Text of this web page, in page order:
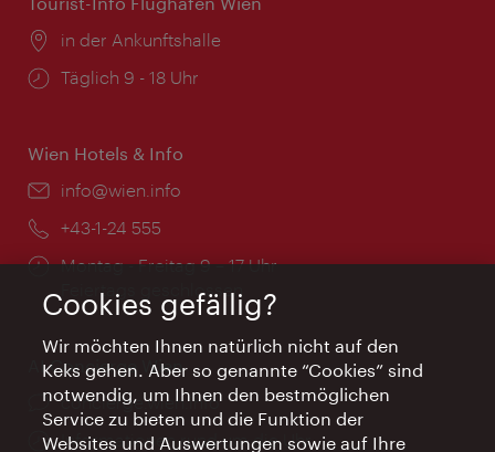
Ort:
in der Ankunftshalle
Öffnungszeiten:
Täglich 9 - 18 Uhr
Wien Hotels & Info
Email:
info@wien.info
Telefon:
+43-1-24 555
Öffnungszeiten:
Montag - Freitag 9 – 17 Uhr
Feiertags geschlossen
AI Concierge Wien
Ort:
concierge.wien.info
Öffnungszeiten:
Informationen rund um die Uhr
Cookies gefällig?
Wir möchten Ihnen natürlich nicht auf den
Keks gehen. Aber so genannte “Cookies” sind
notwendig, um Ihnen den bestmöglichen
Service zu bieten und die Funktion der
Websites und Auswertungen sowie auf Ihre